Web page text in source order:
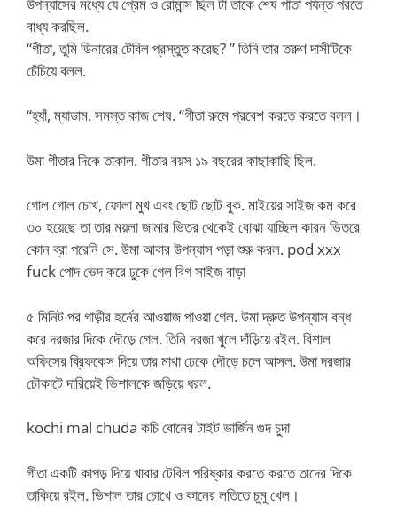
বাধ্য করছিল.
“গীতা, তুমি ডিনারের টেবিল প্রস্তুত করেছ? ” তিনি তার তরুণ দাসীটিকে
চেঁচিয়ে বলল.
“হ্যাঁ, ম্যাডাম. সমস্ত কাজ শেষ. “গীতা রুমে প্রবেশ করতে করতে বলল।
উমা গীতার দিকে তাকাল. গীতার বয়স ১৯ বছরের কাছাকাছি ছিল.
গোল গোল চোখ, ফোলা মুখ এবং ছোট ছোট বুক. মাইয়ের সাইজ কম করে
৩০ হয়েছে তা তার ময়লা জামার ভিতর থেকেই বোঝা যাচ্ছিল কারন ভিতরে
কোন ব্রা পরেনি সে. উমা আবার উপন্যাস পড়া শুরু করল. pod xxx
fuck পোদ ভেদ করে ঢুকে গেল বিগ সাইজ বাড়া
৫ মিনিট পর গাড়ীর হর্নের আওয়াজ পাওয়া গেল. উমা দ্রুত উপন্যাস বন্ধ
করে দরজার দিকে দৌড়ে গেল. তিনি দরজা খুলে দাঁড়িয়ে রইল. বিশাল
অফিসের ব্রিফকেস দিয়ে তার মাথা ঢেকে দৌড়ে চলে আসল. উমা দরজার
চৌকাটে দারিয়েই ভিশালকে জড়িয়ে ধরল.
kochi mal chuda কচি বোনের টাইট ভার্জিন গুদ চুদা
গীতা একটি কাপড় দিয়ে খাবার টেবিল পরিষ্কার করতে করতে তাদের দিকে
তাকিয়ে রইল. ভিশাল তার চোখে ও কানের লতিতে চুমু খেল।